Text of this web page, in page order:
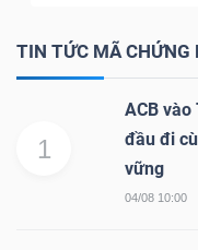
TIN TỨC MÃ CHỨNG
1
ACB vào
đầu đi
vững
04/08 10:00
MÔ